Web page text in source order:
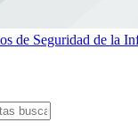
de Seguridad de la